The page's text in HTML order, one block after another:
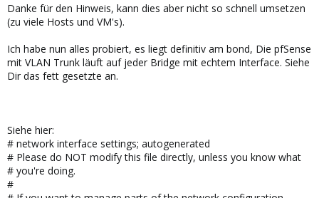
Danke für den Hinweis, kann dies aber nicht so schnell umsetzen
(zu viele Hosts und VM's).
Ich habe nun alles probiert, es liegt definitiv am bond, Die pfSense
mit VLAN Trunk läuft auf jeder Bridge mit echtem Interface. Siehe
Dir das fett gesetzte an.
Siehe hier:
# network interface settings; autogenerated
# Please do NOT modify this file directly, unless you know what
# you're doing.
#